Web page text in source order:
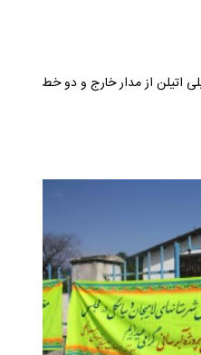
اتیلن از مدار خارج و دو خط